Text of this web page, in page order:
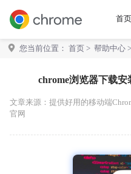
首页
您当前位置： 首页 > 帮助中心 > chrome浏览器下载安装包解压失败的
chrome浏览器下载
文章来源： 提供好用的移动端
官网